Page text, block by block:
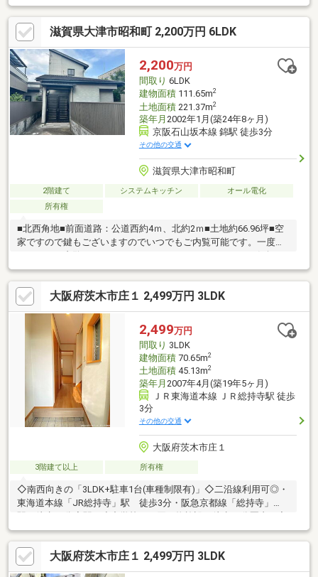
徒歩2分、水道筋商店街徒歩14分■生活施設が近隣にあり大変便利
な立地物件から徒歩3分の場所に駅があれば便利ですね。玄関にシ
ューズボックスがあり、整頓も快適に行えます。システムキッチ
ン付きの物件です。中古戸建て物件でリーズナブルかつ快適な生
活を送りましょう。造りがしっかりしている押入があり、重たい
物でも収納できます。こちらの物件はいかがでしょうか。価格は
1600万円です。
滋賀県大津市昭和町 2,200万円 6LDK
2,200万円
間取り 6LDK
建物面積111.65m2
土地面積221.37m2
築年月 2002年1月(築24年8ヶ月)
京阪石山坂本線 錦駅 徒歩3分
その他の交通
滋賀県大津市昭和町
2階建て システムキッチン
オール電化
所有権
■北西角地■前面道路：公道西約4ｍ、北約2ｍ■土地約66.96坪■空
家ですので鍵もございますのでいつでもご内覧可能です。一度ご
お問い合わせ下さい。■経験年数10年以上の営業スタッフ在籍、
宅地建物取引士・古民家鑑定士1級等も取得しておりますのでご安
心ください。大阪府茨木市庄１ 2,499万円 3LDK
2,499万円
間取り 3LDK
建物面積70.65m2
土地面積45.13m2
築年月 2007年4月(築19年5ヶ月)
ＪＲ東海道本線 ＪＲ総持寺駅 徒歩
3分
その他の交通
大阪府茨木市庄１
3階建て以上 所有権
◇南西向きの「3LDK+駐車1台(車種制限有)」◇二沿線利用可◎・
東海道本線「JR総持寺」駅 徒歩3分・阪急京都線「総持寺」
駅 徒歩12分◇駅・小中学校・お買い物施設が徒歩10分圏内に充
実◎【リフォーム内容(2026年1月末完成予定)】◇洗面化粧台、ト
イレ新調◇クロス張替◇フロアタイル一部上貼◇ハウスクリーニ
ングなど【周辺環境】◇フレスコ総持寺店：徒歩8分◇食品館ア
プロ総持寺駅前店：徒歩9分◇庄栄小学校：徒歩6分◇三島中学
大阪府茨木市庄１ 2,499万円 3LDK